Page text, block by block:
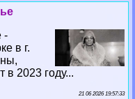
-
в г.
2023 году...
21 06 2026 19:57:33